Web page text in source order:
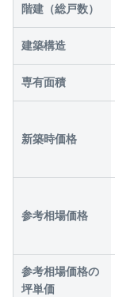
階建（総戸数）
建築構造
専有面積
新築時価格
参考相場価格
参考相場価格の
坪単価